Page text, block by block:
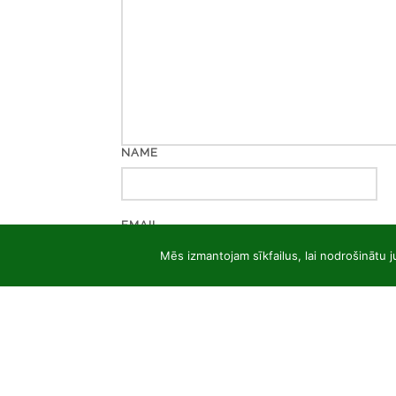
NAME
EMAIL
Mēs izmantojam sīkfailus, lai nodrošinātu